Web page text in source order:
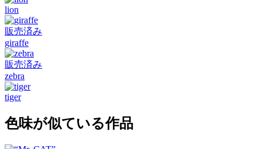
lion
販売済み
giraffe
販売済み
zebra
tiger
色味が似ている作品